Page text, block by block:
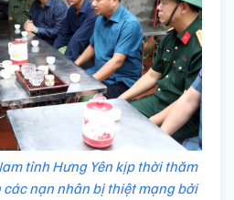
tỉnh Hưng Yên kịp thời thăm
nạn nhân bị thiệt mạng bởi